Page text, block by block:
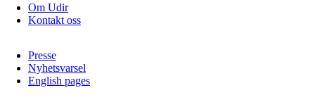
Om Udir
Kontakt oss
Presse
Nyhetsvarsel
English pages